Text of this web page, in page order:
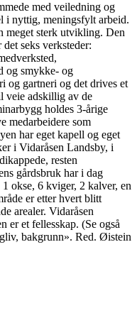
med veiledning og
i nyttig, meningsfylt arbeid.
meget sterk utvikling. Den
seks verksteder:
og smykke- og
og gartneri og det drives et
veie adskillig av de
holdes 3-årige
medarbeidere som
har eget kapell og eget
i Vidaråsen Landsby, i
resten
gårdsbruk har i dag
okse, 6 kviger, 2 kalver, en
er etter hvert blitt
arealer. Vidaråsen
er et fellesskap. (Se også
bakgrunn». Red. Øistein